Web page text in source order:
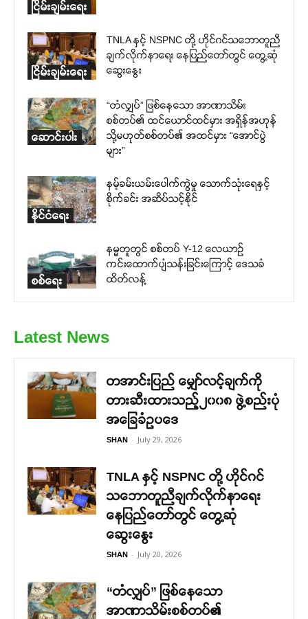
ငြိမ်းချမ်းရေး
ငြိမ်းချမ်းရေး
TNLA နှင့် NSPNC တို့ ဟိုင်ဂင်သဘောတူညီ
ချက်လိုက်နာရေး နေပြည်တော်တွင် တွေ့ဆုံ
ဆွေးနွေး
ဆောင်းပါး
“တံလျှပ်” ဖြစ်နေသော အာဏာသိမ်း
စစ်တပ်၏ ထင်ယောင်ထင်မှား အရှိန်အဟုန်
သို့မဟုတ်စစ်တပ်၏ အထင်မှား “အောင်ပွဲ
များ”
နိုင်ငံရေး
နမ့်ခမ်းယမ်းပေါက်ကွဲမှု သောက်သုံးရေနှင့်
စိုက်ခင်း အဆိပ်သင့်နိုင်
စစ်ရေး
နမ္မတူတွင် စစ်တပ် Y-12 လေယာဉ်
ကင်းထောက်ပျံသန်းခြင်းကြောင့် ဒေသခံ
ထိတ်လန့်
Latest News
တအာင်းပြည် မျှော်လင့်ချက်ကို
တားဆီးထားသည့်၂၀၀၈ ဖွဲ့စည်းပုံ
အခြေခံဥပဒေ
SHAN - July 29, 2026
TNLA နှင့် NSPNC တို့ ဟိုင်ဂင်
သဘောတူညီချက်လိုက်နာရေး
နေပြည်တော်တွင် တွေ့ဆုံ
ဆွေးနွေး
SHAN - July 20, 2026
“တံလျှပ်” ဖြစ်နေသော
အာဏာသိမ်းစစ်တပ်၏